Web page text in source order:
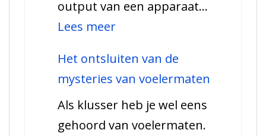
output van een apparaat…
Lees meer:
uitgebreide
gids
voor
spanningsmeters,
Het ontsluiten van de
mysteries van voelermaten
Als klusser heb je wel eens
gehoord van voelermaten.